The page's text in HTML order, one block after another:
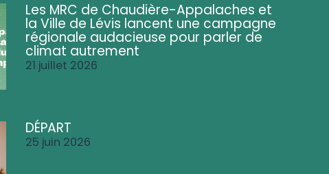
Les MRC de Chaudière-Appalaches et
la Ville de Lévis lancent une campagne
régionale audacieuse pour parler de
climat autrement
21 juillet 2026
DÉPART
25 juin 2026